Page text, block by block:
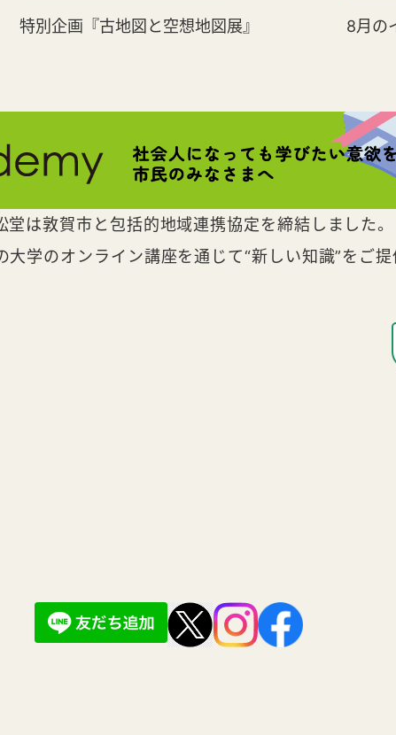
特別企画『古地図と空想地図展』 8月の
堂は敦賀市と包括的地域連携協定を締結しました。
大学のオンライン講座を通じて“新しい知識”をご提